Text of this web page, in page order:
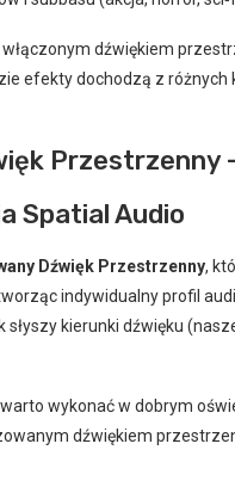
dźwiękiem
efekty dochodzą z
Przestrzenny
Spatial Audio
Dźwięk Przestrzenny,
indywidualny profil
kierunki dźwięku
wykonać w dobrym
dźwiękiem